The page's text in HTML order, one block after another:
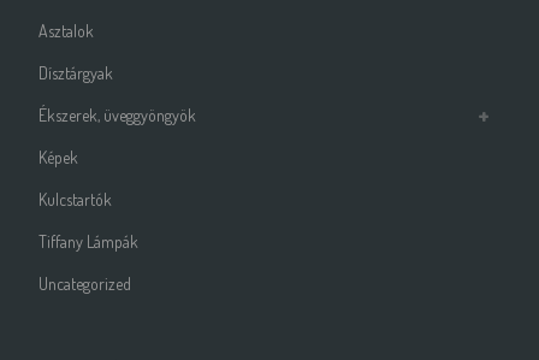
Asztalok
Dísztárgyak
Ékszerek, üveggyöngyök
Képek
Kulcstartók
Tiffany Lámpák
Uncategorized